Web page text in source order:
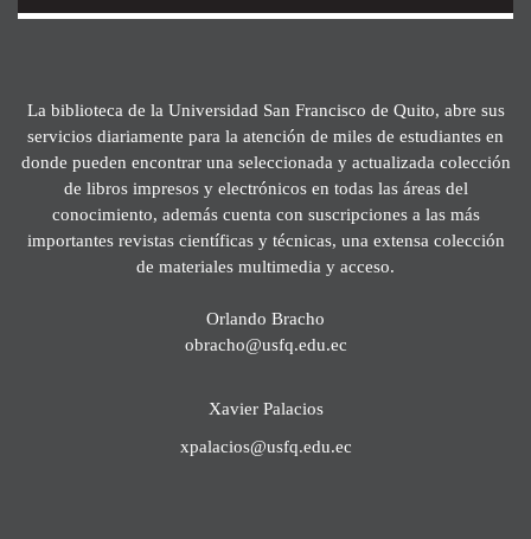
La biblioteca de la Universidad San Francisco de Quito, abre sus
servicios diariamente para la atención de miles de estudiantes en
donde pueden encontrar una seleccionada y actualizada colección
de libros impresos y electrónicos en todas las áreas del
conocimiento, además cuenta con suscripciones a las más
importantes revistas científicas y técnicas, una extensa colección
de materiales multimedia y acceso.
Orlando Bracho
obracho@usfq.edu.ec
Xavier Palacios
xpalacios@usfq.edu.ec